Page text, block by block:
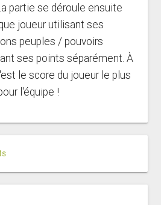
partie se déroule ensuite
joueur utilisant ses
peuples / pouvoirs
ses points séparément. À
le score du joueur le plus
l'équipe !